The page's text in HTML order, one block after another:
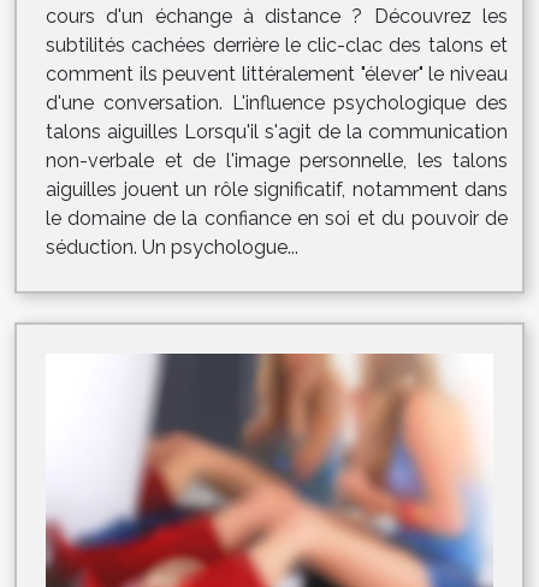
cours d'un échange à distance ? Découvrez les
subtilités cachées derrière le clic-clac des talons et
comment ils peuvent littéralement "élever" le niveau
d'une conversation. L'influence psychologique des
talons aiguilles Lorsqu'il s'agit de la communication
non-verbale et de l'image personnelle, les talons
aiguilles jouent un rôle significatif, notamment dans
le domaine de la confiance en soi et du pouvoir de
séduction. Un psychologue...